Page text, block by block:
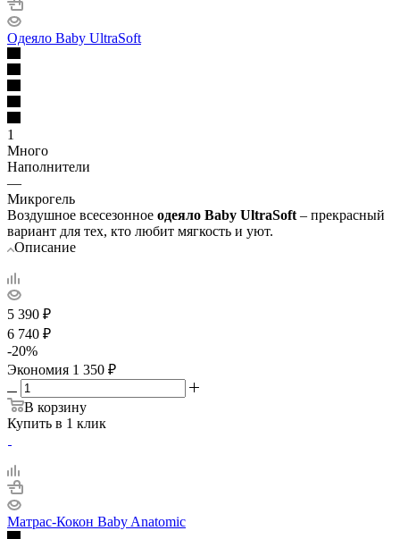
Одеяло Baby UltraSoft
1
Много
Наполнители
—
Микрогель
Воздушное всесезонное одеяло Baby UltraSoft – прекрасный
вариант для тех, кто любит мягкость и уют.
Описание
5 390 ₽
6 740 ₽
-20%
Экономия 1 350 ₽
В корзину
Купить в 1 клик
Матрас-Кокон Baby Anatomic